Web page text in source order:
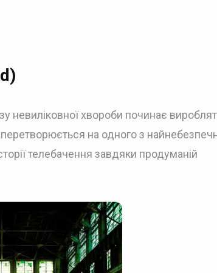
невиліковної хвороби починає
на одного з
телебачення завдяки продуманій